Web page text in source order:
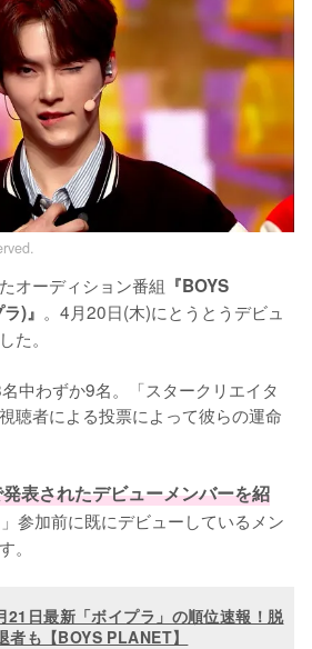
オーディション番組 『BOYS
)』 。4月20日(木)にとうとうデビュ
た。
中わずか9名。「スタークリエイタ
聴者による投票によって彼らの運命
表されたデビューメンバーを紹
参加前に既にデビューしているメン
。
21日最新「ボイプラ」の順位速報！脱
者も【BOYS PLANET】